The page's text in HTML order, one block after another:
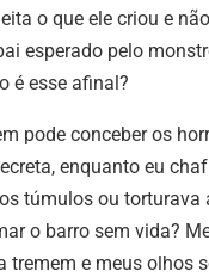
o que ele criou e
esperado pelo
é esse afinal?
pode conceber os
enquanto eu
túmulos ou torturava
o barro sem vida?
tremem e meus olhos